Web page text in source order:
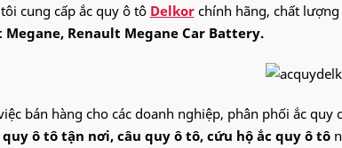
cung cấp ắc quy ô tô Delkorchính hãng, chất lượng
Megane, Renault Megane Car Battery.
bán hàng cho các doanh nghiệp, phân phối ắc quy
ô tô tận nơi, câu quy ô tô, cứu hộ ắc quy ô tô